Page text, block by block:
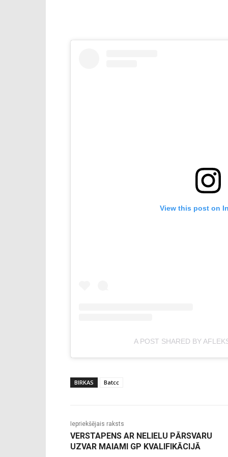
View this post on
A POST SHARED BY
BIRKAS Batcc
Iepriekšējais raksts
VERSTAPENS AR NELIELU PĀRSVARU
UZVAR MAIAMI GP KVALIFIKĀCIJĀ